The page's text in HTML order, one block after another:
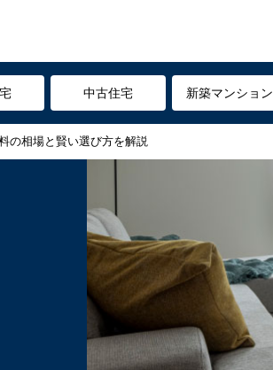
中古住宅 新築マンション
の相場と賢い選び方を解説